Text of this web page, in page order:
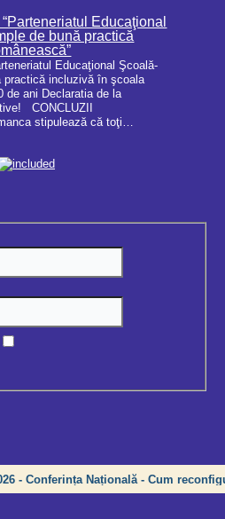
Educaţional
de bună practică
Educaţional Şcoală-
practică incluzivă în şcoala
de ani Declaratia de la
CONCLUZII
stipulează că toţi…
- Conferința Națională - Cum